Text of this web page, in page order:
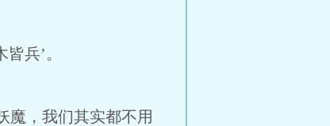
兵’。
魔，我们其实都不用